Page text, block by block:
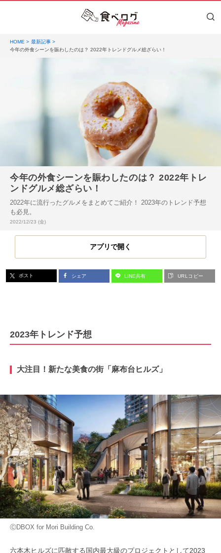
HOME
最新記事
今年の外食シーンを賑わしたのは？ 2022年トレンドグルメ総ざらい！
今年の外食シーンを賑わしたのは？ 2022年トレ
ンドグルメ総ざらい！
2022年に流行ったグルメをまとめてご紹介！ 2023年のトレンド予想
も必見。
投稿日:
2022/12/23 (金)
アプリで開く
ポスト シェア LINE共有 URLコピー
2023年トレンド予想
大注目！新たな美食の街「麻布台ヒルズ」
ⒸDBOX for Mori Building Co.
六本木ヒルズに匹敵する国内最大級のプロジェクトとして2023